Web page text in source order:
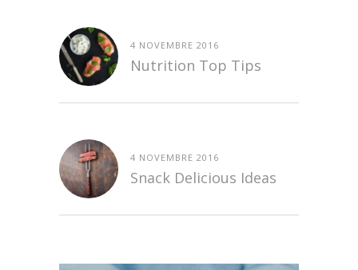
4 NOVEMBRE 2016
Nutrition Top Tips
4 NOVEMBRE 2016
Snack Delicious Ideas